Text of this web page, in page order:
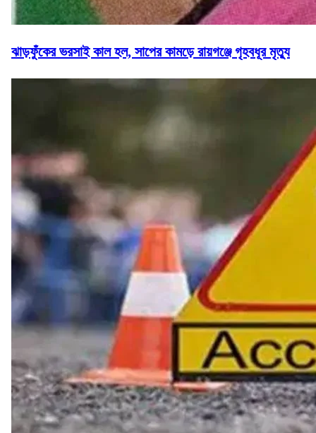
ঝাড়ফুঁকের ভরসাই কাল হল, সাপের কামড়ে রায়গঞ্জে গৃহবধূর মৃত্যু